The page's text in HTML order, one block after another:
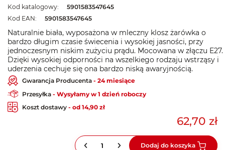
Kod katalogowy:
5901583547645
Kod EAN:
5901583547645
Naturalnie biała, wyposażona w mleczny klosz żarówka o
bardzo długim czasie świecenia i wysokiej jasności, przy
jednoczesnym niskim zużyciu prądu. Mocowana w złączu E27.
Dzięki wysokiej odporności na wszelkiego rodzaju wstrząsy i
uderzenia cechuje się ona bardzo niską awaryjnością.
Gwarancja Producenta - 24 miesiące
Przesyłka - Wysyłamy w 1 dzień roboczy
Koszt dostawy - od 14,90 zł
62,70 zł
Dodaj do koszyka